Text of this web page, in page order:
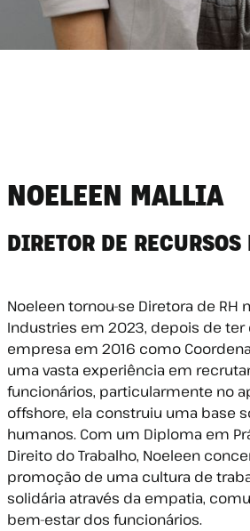
NOELEEN MALLIA
DIRETOR DE
Noeleen tornou-se Diretora de RH
Industries em 2023, depois de ter
empresa em 2016 como
uma vasta experiência em
funcionários, particularmente no
offshore, ela construiu uma base
humanos. Com um Diploma em
Direito do Trabalho, Noeleen
promoção de uma cultura de
solidária através da empatia,
bem-estar dos funcionários.